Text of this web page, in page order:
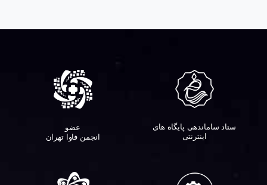
ستاد ساماندهی پایگاه های
اینترنتی
عضو
انجمن فاوا تهران